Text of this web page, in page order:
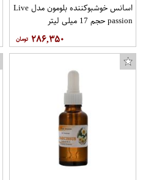
اسانس خوشبوکننده بلومون مدل Live
passion حجم 17 میلی لیتر
۲۸۶,۳۵۰